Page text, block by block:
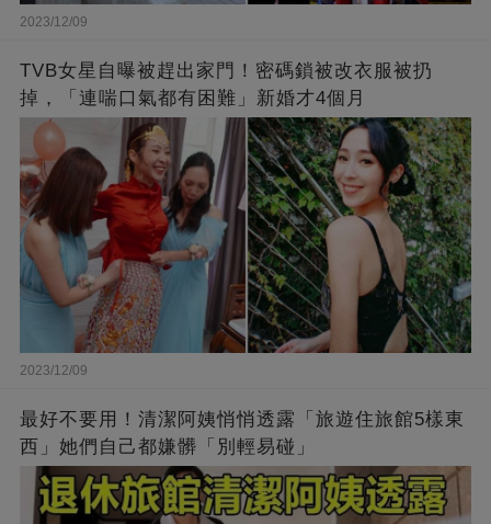
2023/12/09
TVB女星自曝被趕出家門！密碼鎖被改衣服被扔
掉，「連喘口氣都有困難」新婚才4個月
2023/12/09
最好不要用！清潔阿姨悄悄透露「旅遊住旅館5樣東
西」她們自己都嫌髒「別輕易碰」